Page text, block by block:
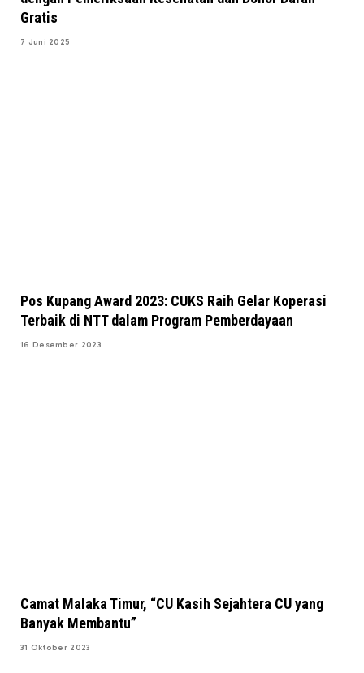
Gratis
7 Juni 2025
Pos Kupang Award 2023: CUKS Raih Gelar Koperasi
Terbaik di NTT dalam Program Pemberdayaan
16 Desember 2023
Camat Malaka Timur, “CU Kasih Sejahtera CU yang
Banyak Membantu”
31 Oktober 2023